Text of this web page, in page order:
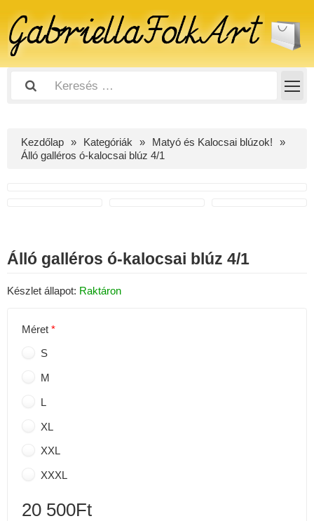
Kezdőlap Kategóriák
Matyó és Kalocsai blúzok!
Álló galléros ó-kalocsai blúz 4/1
Álló galléros ó-kalocsai blúz 4/1
Készlet állapot: Raktáron
Méret
S
M
L
XL
XXL
XXXL
20 500Ft